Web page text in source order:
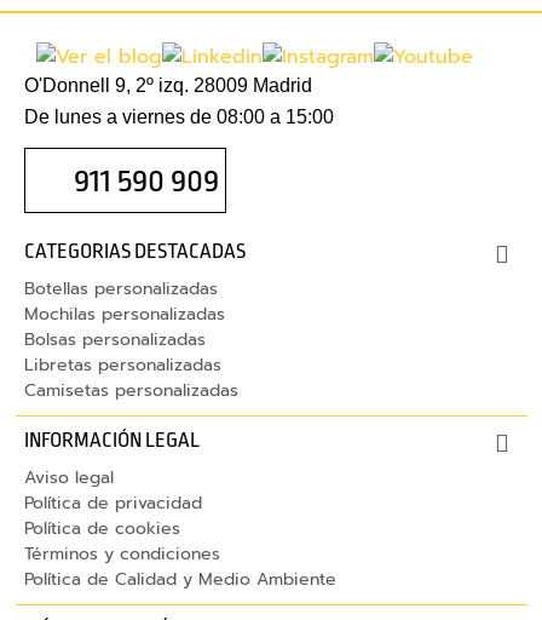
a
d
w
e
F
u
n
d
a
s
o
r
t
á
t
O'Donnell 9, 2º izq. 28009 Madrid
De lunes a viernes de 08:00 a 15:00
911 590 909
CATEGORIAS DESTACADAS
Botellas personalizadas
Mochilas personalizadas
Bolsas personalizadas
Libretas personalizadas
Camisetas personalizadas
INFORMACIÓN LEGAL
Aviso legal
Política de privacidad
Política de cookies
Términos y condiciones
Política de Calidad y Medio Ambiente